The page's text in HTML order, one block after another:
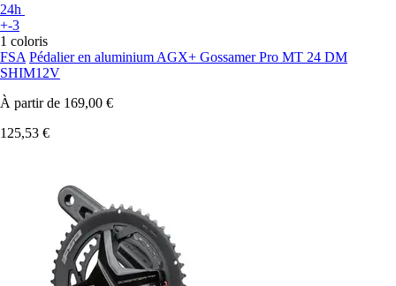
24h
+-3
1 coloris
FSA Pédalier en aluminium AGX+ Gossamer Pro MT 24 DM
SHIM12V
À partir de 169,00 €
125,53 €